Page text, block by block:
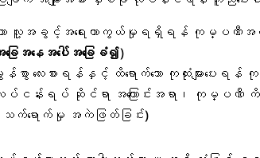
ော လူ့အခွင့်အရေးကာကွယ်မှုရရှိရန် ကုမ္ပဏီအ
အနေအပေါ်အခြေခံ၍)
စွာ လေးစားရန်နှင့် ထိရောက်သော ကုထုံးများပေ
ပ်ငန်းရပ် ဆိုင်ရာ အကြောင်းအရာ၊ ကုမ္ပဏီ
သက်ရောက်မှု အကဲဖြတ်ခြင်း)